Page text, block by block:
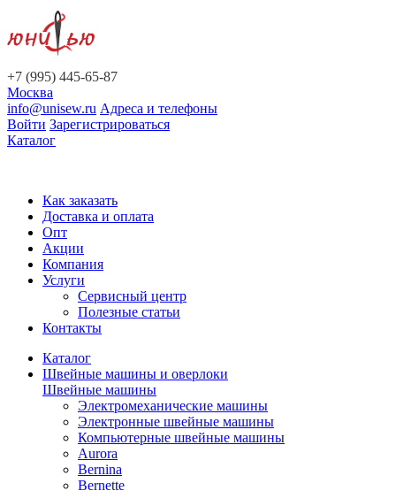
+7 (995) 445-65-87
Москва
info@unisew.ru Адреса и телефоны
Войти Зарегистрироваться
Каталог
Как заказать
Доставка и оплата
Опт
Акции
Компания
Услуги
Сервисный центр
Полезные статьи
Контакты
Каталог
Швейные машины и оверлоки
Швейные машины
Электромеханические машины
Электронные швейные машины
Компьютерные швейные машины
Aurora
Bernina
Bernette